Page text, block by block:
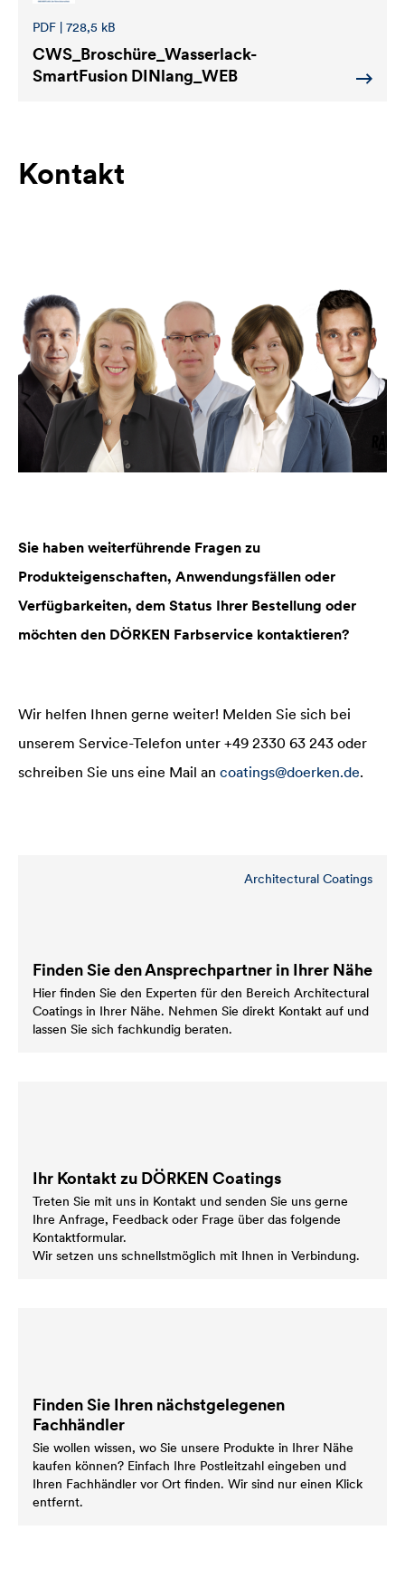
PDF | 728,5 kB
CWS_Broschüre_Wasserlack-
SmartFusion DINlang_WEB
Kontakt
Sie haben weiterführende Fragen zu
Produkteigenschaften, Anwendungsfällen oder
Verfügbarkeiten, dem Status Ihrer Bestellung oder
möchten den DÖRKEN Farbservice kontaktieren?
Wir helfen Ihnen gerne weiter! Melden Sie sich bei
unserem Service-Telefon unter +49 2330 63 243 oder
schreiben Sie uns eine Mail an coatings@doerken.de.
Architectural Coatings
Finden Sie den Ansprechpartner in Ihrer Nähe
Hier finden Sie den Experten für den Bereich Architectural
Coatings in Ihrer Nähe. Nehmen Sie direkt Kontakt auf und
lassen Sie sich fachkundig beraten.
Ihr Kontakt zu DÖRKEN Coatings
Treten Sie mit uns in Kontakt und senden Sie uns gerne
Ihre Anfrage, Feedback oder Frage über das folgende
Kontaktformular.
Wir setzen uns schnellstmöglich mit Ihnen in Verbindung.
Finden Sie Ihren nächstgelegenen
Fachhändler
Sie wollen wissen, wo Sie unsere Produkte in Ihrer Nähe
kaufen können? Einfach Ihre Postleitzahl eingeben und
Ihren Fachhändler vor Ort finden. Wir sind nur einen Klick
entfernt.